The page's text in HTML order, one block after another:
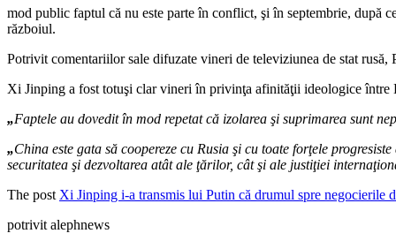
mod public faptul că nu este parte în conflict, şi în septembrie, după
războiul.
Potrivit comentariilor sale difuzate vineri de televiziunea de stat
Xi Jinping a fost totuşi clar vineri în privinţa afinităţii ideologice
„Faptele au dovedit în mod repetat că izolarea şi suprimarea sunt
„China este gata să coopereze cu Rusia şi cu toate forţele
securitatea şi dezvoltarea atât ale ţărilor, cât şi ale justiţiei
The post Xi Jinping i-a transmis lui Putin că drumul spre negocierile
potrivit alephnews